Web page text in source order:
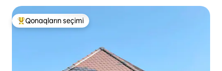
Populyar "Qonaqların seçimi"
Qonaqların seçimi